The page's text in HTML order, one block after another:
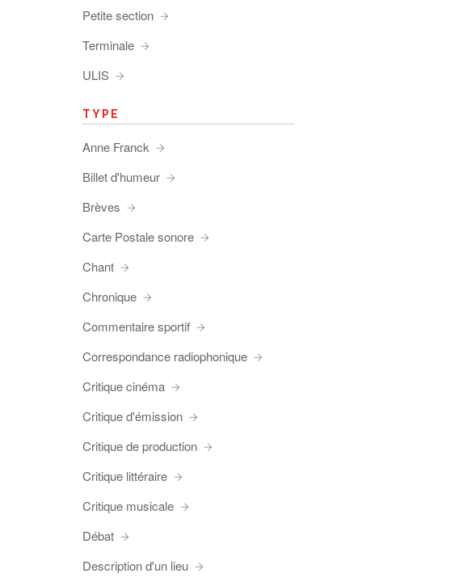
Petite section
Terminale
ULIS
TYPE
Anne Franck
Billet d'humeur
Brèves
Carte Postale sonore
Chant
Chronique
Commentaire sportif
Correspondance radiophonique
Critique cinéma
Critique d'émission
Critique de production
Critique littéraire
Critique musicale
Débat
Description d'un lieu